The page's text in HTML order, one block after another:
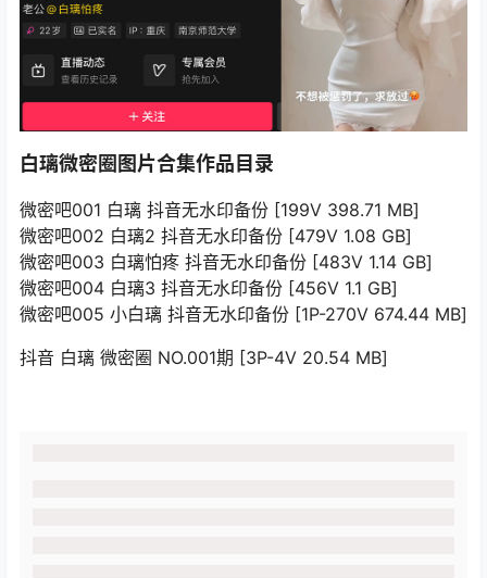
白璃微密圈图片合集作品目录
微密吧001 白璃 抖音无水印备份 [199V 398.71 MB]
微密吧002 白璃2 抖音无水印备份 [479V 1.08 GB]
微密吧003 白璃怕疼 抖音无水印备份 [483V 1.14 GB]
微密吧004 白璃3 抖音无水印备份 [456V 1.1 GB]
微密吧005 小白璃 抖音无水印备份 [1P-270V 674.44 MB]
抖音 白璃 微密圈 NO.001期 [3P-4V 20.54 MB]